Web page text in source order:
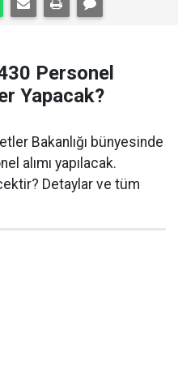
Personel
Yapacak?
Bakanlığı bünyesinde
alımı yapılacak.
Detaylar ve tüm